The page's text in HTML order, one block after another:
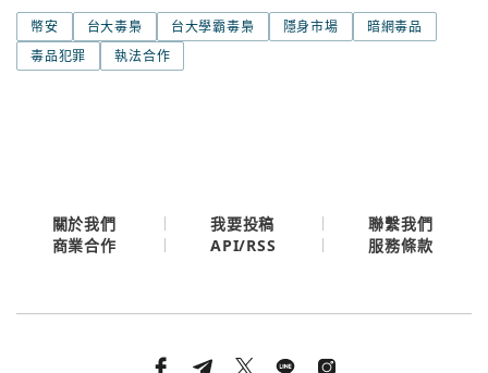
幣安 台大毒梟 台大學霸毒梟 隱身市場
暗網毒品
毒品犯罪
執法合作
Email
關閉
關於我們 我要投稿
聯繫我們
商業合作
API/RSS 服務條款